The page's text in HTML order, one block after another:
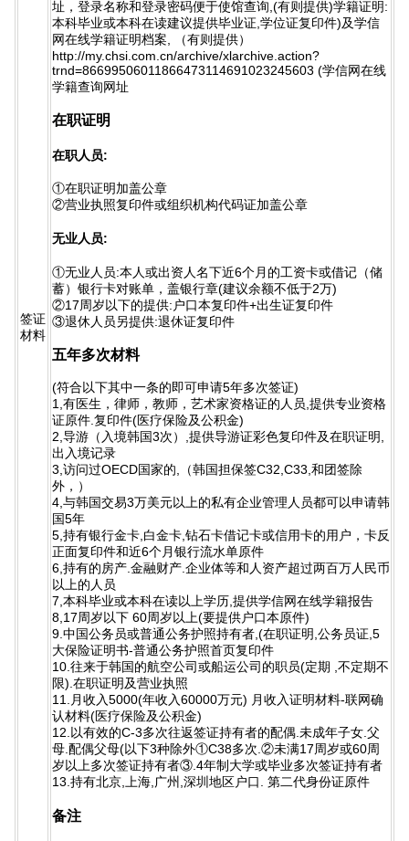
签证
材料
址，登录名称和登录密码便于使馆查询,(有则提供)学籍证明:
本科毕业或本科在读建议提供毕业证,学位证复印件)及学信
网在线学籍证明档案, （有则提供）
http://my.chsi.com.cn/archive/xlarchive.action?
trnd=86699506011866473114691023245603 (学信网在线
学籍查询网址
在职证明
在职人员:
①在职证明加盖公章
②营业执照复印件或组织机构代码证加盖公章
无业人员:
①无业人员:本人或出资人名下近6个月的工资卡或借记（储
蓄）银行卡对账单，盖银行章(建议余额不低于2万)
②17周岁以下的提供:户口本复印件+出生证复印件
③退休人员另提供:退休证复印件
五年多次材料
(符合以下其中一条的即可申请5年多次签证)
1,有医生，律师，教师，艺术家资格证的人员,提供专业资格
证原件.复印件(医疗保险及公积金)
2,导游（入境韩国3次）,提供导游证彩色复印件及在职证明,
出入境记录
3,访问过OECD国家的,（韩国担保签C32,C33,和团签除
外，）
4,与韩国交易3万美元以上的私有企业管理人员都可以申请韩
国5年
5,持有银行金卡,白金卡,钻石卡借记卡或信用卡的用户，卡反
正面复印件和近6个月银行流水单原件
6,持有的房产.金融财产.企业体等和人资产超过两百万人民币
以上的人员
7,本科毕业或本科在读以上学历,提供学信网在线学籍报告
8,17周岁以下 60周岁以上(要提供户口本原件)
9.中国公务员或普通公务护照持有者,(在职证明,公务员证,5
大保险证明书-普通公务护照首页复印件
10.往来于韩国的航空公司或船运公司的职员(定期 ,不定期不
限).在职证明及营业执照
11.月收入5000(年收入60000万元) 月收入证明材料-联网确
认材料(医疗保险及公积金)
12.以有效的C-3多次往返签证持有者的配偶.未成年子女.父
母.配偶父母(以下3种除外①C38多次.②未满17周岁或60周
岁以上多次签证持有者③.4年制大学或毕业多次签证持有者
13.持有北京,上海,广州,深圳地区户口. 第二代身份证原件
备注